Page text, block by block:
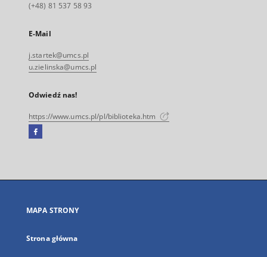
(+48) 81 537 58 93
E-Mail
j.startek@umcs.pl
u.zielinska@umcs.pl
Odwiedź nas!
https://www.umcs.pl/pl/biblioteka.htm
Facebook
się
karcie
MAPA STRONY
Strona główna